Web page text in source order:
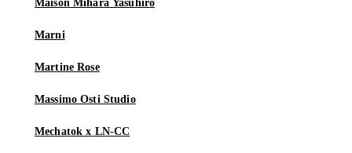
Maison Mihara Yasuhiro
Marni
Martine Rose
Massimo Osti Studio
Mechatok x LN-CC